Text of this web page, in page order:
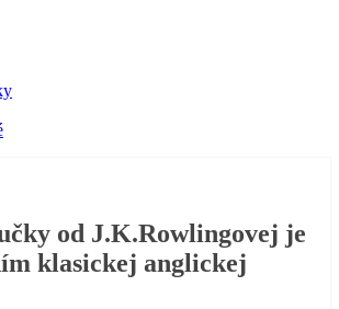
od J.K.Rowlingovej je
klasickej anglickej